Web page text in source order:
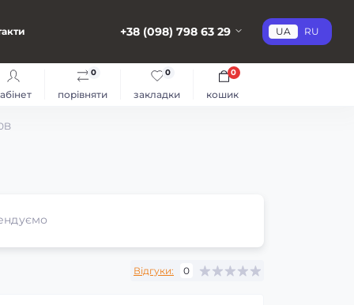
+38 (098) 798 63 29 UA RU
порівняти
0
закладки
0
кошик
0
Відгуки: 0